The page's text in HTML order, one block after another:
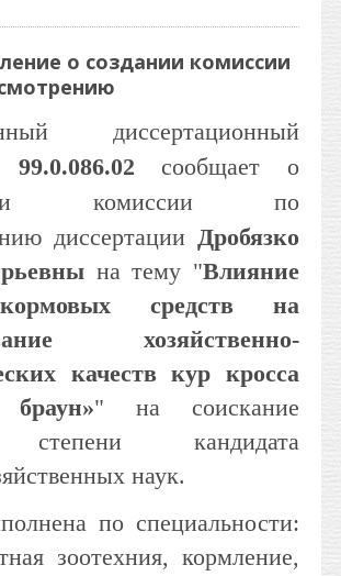
о создании комиссии
диссертационный
сообщает о
комиссии по
диссертации Дробязко
на тему "Влияние
средств на
хозяйственно-
качеств кур кросса
браун»" на соискание
кандидата
наук.
по специальности:
зоотехния, кормление,